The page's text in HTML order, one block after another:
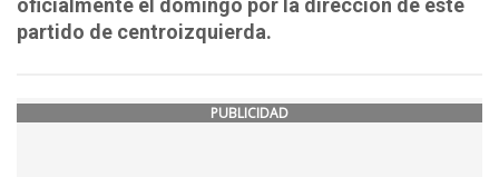
oficialmente el domingo por la dirección de este
partido de centroizquierda.
PUBLICIDAD